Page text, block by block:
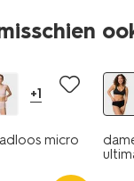
+1
micro